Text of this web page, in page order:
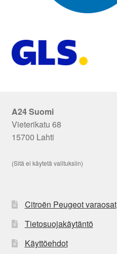
A24 Suomi
Vieterikatu 68
15700 Lahti
(Sitä ei käytetä valituksiin)
Citroën Peugeot varaosat
Tietosuojakäytäntö
Käyttöehdot